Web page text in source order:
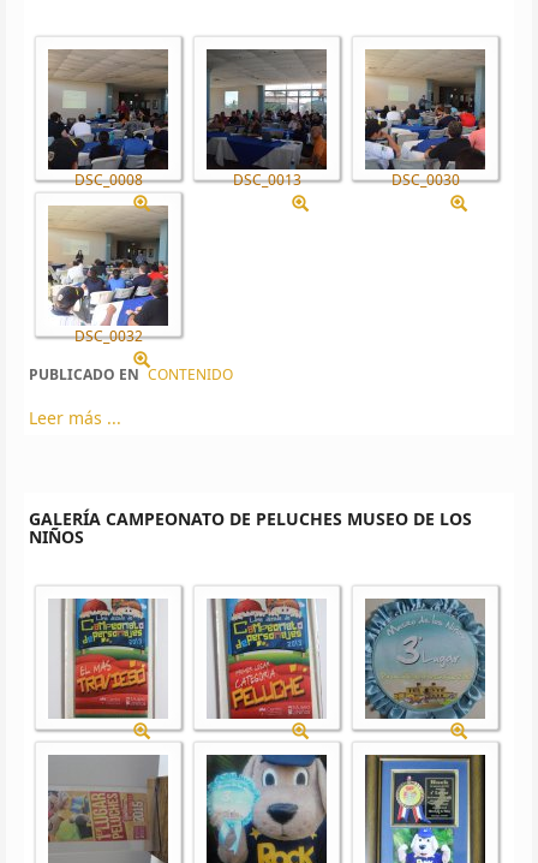
DSC_0008 DSC_0013 DSC_0030
DSC_0032
PUBLICADO EN CONTENIDO
Leer más ...
GALERÍA CAMPEONATO DE PELUCHES MUSEO DE LOS
NIÑOS